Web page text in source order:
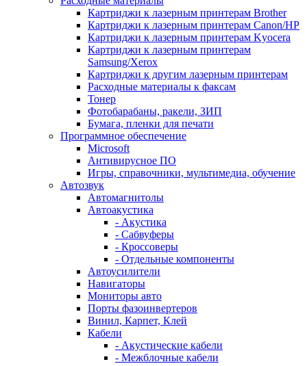
Картриджи к лазерным принтерам Brother
Картриджи к лазерным принтерам Canon/HP
Картриджи к лазерным принтерам Kyocera
Картриджи к лазерным принтерам
Samsung/Xerox
Картриджи к другим лазерным принтерам
Расходные материалы к факсам
Тонер
Фотобарабаны, ракели, ЗИП
Бумага, пленки для печати
Программное обеспечение
Microsoft
Антивирусное ПО
Игры, справочники, мультимедиа, обучение
Автозвук
Автомагнитолы
Автоакустика
- Акустика
- Сабвуферы
- Кроссоверы
- Отдельные компоненты
Автоусилители
Навигаторы
Мониторы авто
Порты фазоинвертеров
Винил, Карпет, Клей
Кабели
- Акустические кабели
- Межблочные кабели